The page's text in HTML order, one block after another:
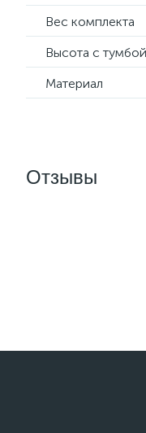
Вес комплекта
Высота с тумбой
Материал
Отзывы